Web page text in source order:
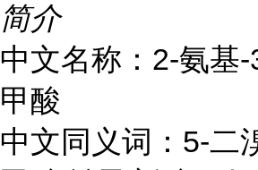
简介
中文名称：2-氨基
甲酸
中文同义词：5-二